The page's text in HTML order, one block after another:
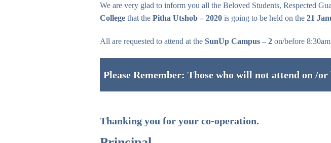
We are very glad to inform you all the Beloved Students, Respected
College that the Pitha Utshob – 2020 is going to be held on the 21
All are requested to attend at the SunUp Campus – 2 on/before
Please Remember: Those who will not attend on /
Thanking you for your co-operation.